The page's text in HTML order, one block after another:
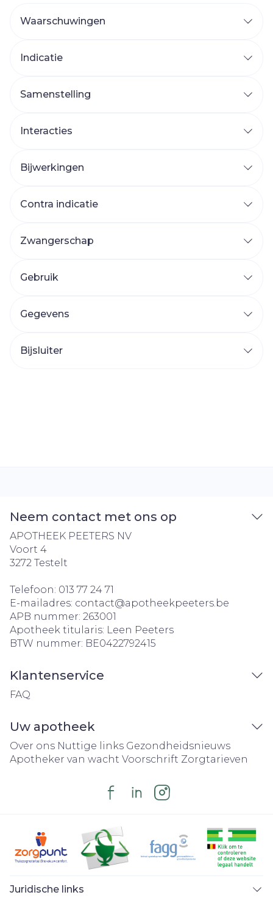
Waarschuwingen
Indicatie
Samenstelling
Interacties
Bijwerkingen
Contra indicatie
Zwangerschap
Gebruik
Gegevens
Bijsluiter
Neem contact met ons op
APOTHEEK PEETERS NV
Voort 4
3272 Testelt
Telefoon: 013 77 24 71
E-mailadres: contact@apotheekpeeters.be
APB nummer: 263001
Apotheek titularis: Leen Peeters
BTW nummer: BE0422792415
Klantenservice
FAQ
Uw apotheek
Over ons Nuttige links Gezondheidsnieuws
Apotheker van wacht Voorschrift Zorgtarieven
Juridische links